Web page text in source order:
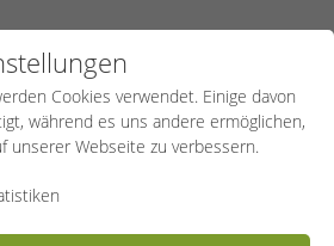
Cookies verwendet. Einige davon
während es uns andere ermöglichen,
unserer Webseite zu verbessern.